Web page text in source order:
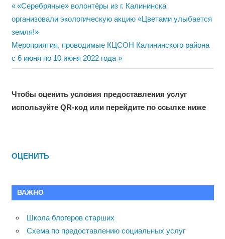
Навигация
по
записям
Previous
Post:
«Серебряные» волонтёры из г. Калининска
организовали экологическую акцию «Цветами улыбается
земля!»
Next
Post:
Мероприятия, проводимые КЦСОН Калининского района
с 6 июня по 10 июня 2022 года
Чтобы оценить условия предоставления услуг
используйте QR-код или перейдите по ссылке ниже
ОЦЕНИТЬ
ВАЖНО
Школа блогеров старших
Схема по предоставлению социальных услуг